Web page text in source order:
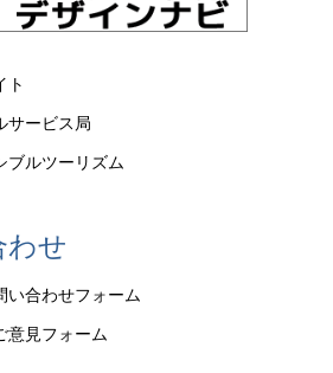
ト
サービス局
ブルツーリズム
わせ
い合わせフォーム
意見フォーム